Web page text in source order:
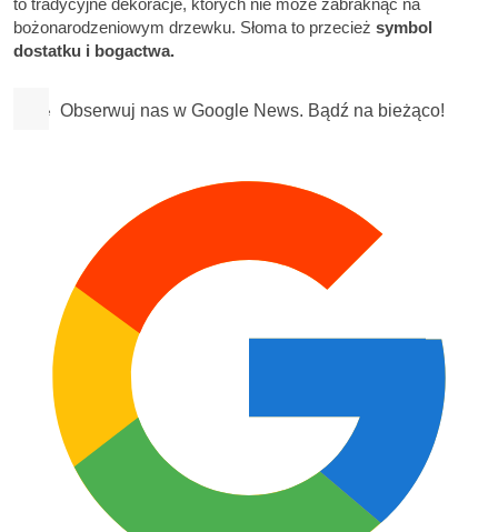
to tradycyjne dekoracje, których nie może zabraknąć na
bożonarodzeniowym drzewku. Słoma to przecież symbol
dostatku i bogactwa.
Obserwuj nas w Google News. Bądź na bieżąco!